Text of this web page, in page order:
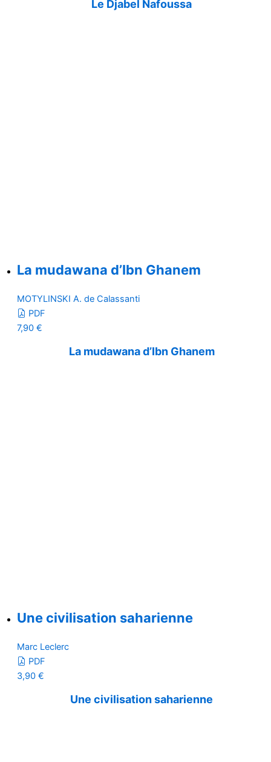
Le Djabel Nafoussa
La mudawana d’Ibn Ghanem
MOTYLINSKI A. de Calassanti
PDF
7,90 €
La mudawana d’Ibn Ghanem
Une civilisation saharienne
Marc Leclerc
PDF
3,90 €
Une civilisation saharienne